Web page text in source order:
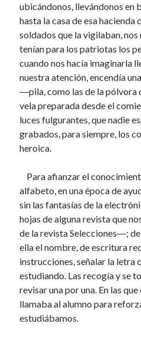
ubicándonos, llevándonos en
hasta la casa de esa hacienda
soldados que la vigilaban,
tenían para los patriotas los
cuando nos hacía imaginarla
nuestra atención, encendía
―pila, como las de la pólvora
vela preparada desde el
luces fulgurantes, que nadie
grabados, para siempre, los
heroica.
Para afianzar el
alfabeto, en una época de
sin las fantasías de la
hojas de alguna revista que
de la revista Selecciones―;
ella el nombre, de escritura
instrucciones, señalar la letra
estudiando. Las recogía y se
revisar una por una. En las
llamaba al alumno para
estudiábamos.